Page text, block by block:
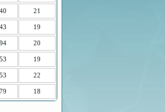
21
19
20
19
22
18